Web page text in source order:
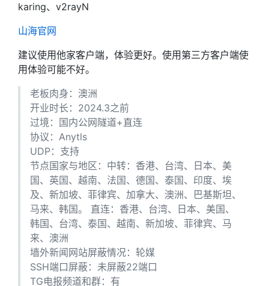
karing、v2rayN
山海官网
建议使用他家客户端，体验更好。使用第三方客户端使
用体验可能不好。
老板肉身：澳洲
开业时长：2024.3之前
过境：国内公网隧道+直连
协议：Anytls
UDP：支持
节点国家与地区：中转：香港、台湾、日本、美
国、英国、越南、法国、德国、泰国、印度、埃
及、新加坡、菲律宾、加拿大、澳洲、巴基斯坦、
马来、韩国。 直连：香港、台湾、日本、美国、
韩国、台湾、泰国、越南、新加坡、菲律宾、马
来、澳洲
墙外新闻网站屏蔽情况：轮媒
SSH端口屏蔽：未屏蔽22端口
TG电报频道和群：有